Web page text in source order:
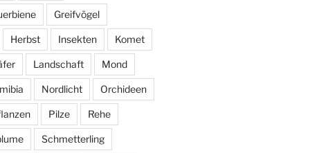
Greifvögel
Herbst Insekten Komet
Landschaft Mond
Nordlicht Orchideen
Pilze Rehe
Schmetterling